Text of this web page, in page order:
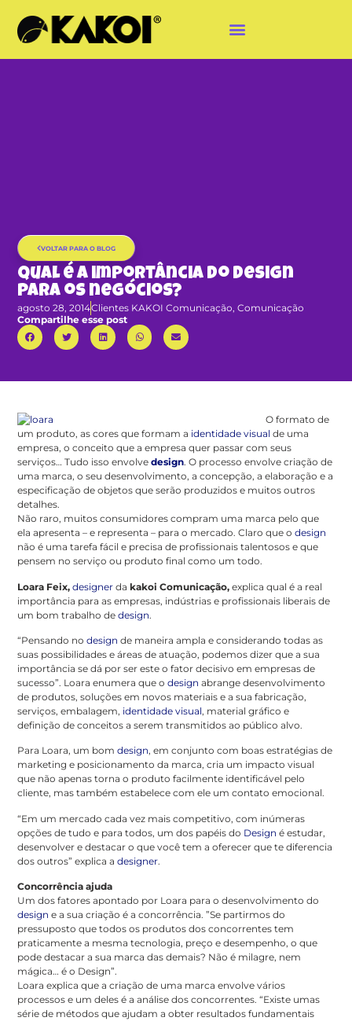
VOLTAR PARA O BLOG
Qual é a importância do design
para os negócios?
agosto 28, 2014Clientes KAKOI Comunicação,Comunicação
Compartilhe esse post
O formato de
um produto, as cores que formam a identidade visual de uma
empresa, o conceito que a empresa quer passar com seus
serviços… Tudo isso envolvedesign. O processo envolve criação de
uma marca, o seu desenvolvimento, a concepção, a elaboração e a
especificação de objetos que serão produzidos e muitos outros
detalhes.
Não raro, muitos consumidores compram uma marca pelo que
ela apresenta – e representa – para o mercado. Claro que odesign
não é uma tarefa fácil e precisa de profissionais talentosos e que
pensem no serviço ou produto final como um todo.
Loara Feix, designer da kakoi Comunicação, explica qual é a real
importância para as empresas, indústrias e profissionais liberais de
um bom trabalho dedesign.
“Pensando nodesign de maneira ampla e considerando todas as
suas possibilidades e áreas de atuação, podemos dizer que a sua
importância se dá por ser este o fator decisivo em empresas de
sucesso”. Loara enumera que odesign abrange desenvolvimento
de produtos, soluções em novos materiais e a sua fabricação,
serviços, embalagem, identidade visual, material gráfico e
definição de conceitos a serem transmitidos ao público alvo.
Para Loara, um bomdesign, em conjunto com boas estratégias de
marketing e posicionamento da marca, cria um impacto visual
que não apenas torna o produto facilmente identificável pelo
cliente, mas também estabelece com ele um contato emocional.
“Em um mercado cada vez mais competitivo, com inúmeras
opções de tudo e para todos, um dos papéis do Design é estudar,
desenvolver e destacar o que você tem a oferecer que te diferencia
dos outros” explica adesigner.
Concorrência ajuda
Um dos fatores apontado por Loara para o desenvolvimento do
design e a sua criação é a concorrência. ”Se partirmos do
pressuposto que todos os produtos dos concorrentes tem
praticamente a mesma tecnologia, preço e desempenho, o que
pode destacar a sua marca das demais? Não é milagre, nem
mágica… é o Design”.
Loara explica que a criação de uma marca envolve vários
processos e um deles é a análise dos concorrentes. “Existe umas
série de métodos que ajudam a obter resultados fundamentais